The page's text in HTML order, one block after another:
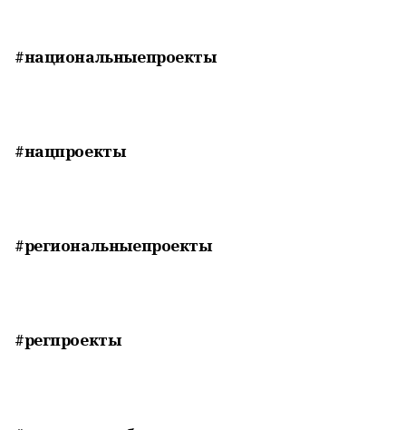
#национальныепроекты
#нацпроекты
#региональныепроекты
#регпроекты